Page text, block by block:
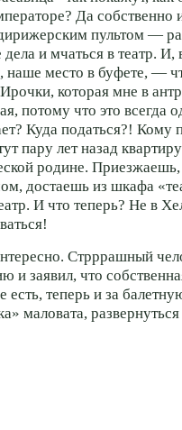
Да
пультом —
дела и мчаться в театр.
наше место в буфете, —
которая мне в
потому что это всегда
Куда податься?! Кому
пару лет назад
родине.
достаешь из шкафа
И что теперь? Не в
Стрррашный
и заявил, что
есть, теперь и за
маловата,